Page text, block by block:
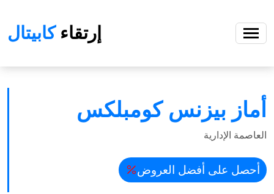
إرتقاءكابيتال
أماز بيزنس كومبلكس
العاصمة الإدارية
أحصل على أفضل العروض